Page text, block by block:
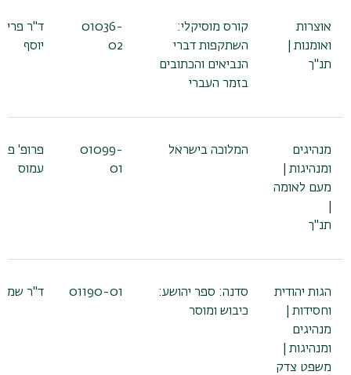
אוצרות
ואומנות |
תנ"ך
קורס מוסיקלי:
השתקפות דברי
הנביאים והכתובים
בזמר העברי
01036-
02
ד"ר
יוסף
מנהיגים
ומנהיגות |
מעם לאומה
תנ"ך
המלוכה בישראל
01099-
01
פרופ'
עמוס
הגות יהודית
וחסידות |
מנהיגים
ומנהיגות |
משפט צדק
סדנה: ספר יהושע:
כיבוש ומוסר
01190-01 ד"ר